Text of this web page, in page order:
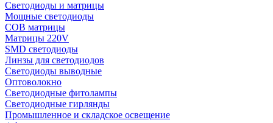
Светодиоды и матрицы
Мощные светодиоды
COB матрицы
Матрицы 220V
SMD светодиоды
Линзы для светодиодов
Светодиоды выводные
Оптоволокно
Светодиодные фитолампы
Светодиодные гирлянды
Промышленное и складское освещение